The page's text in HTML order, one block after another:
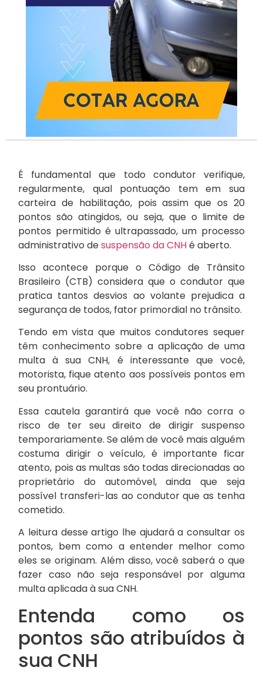
É fundamental que todo condutor verifique,
regularmente, qual pontuação tem em sua
carteira de habilitação, pois assim que os 20
pontos são atingidos, ou seja, que o limite de
pontos permitido é ultrapassado, um processo
administrativo desuspensão da CNHé aberto.
Isso acontece porque o Código de Trânsito
Brasileiro (CTB) considera que o condutor que
pratica tantos desvios ao volante prejudica a
segurança de todos, fator primordial no trânsito.
Tendo em vista que muitos condutores sequer
têm conhecimento sobre a aplicação de uma
multa à sua CNH, é interessante que você,
motorista, fique atento aos possíveis pontos em
seu prontuário.
Essa cautela garantirá que você não corra o
risco de ter seu direito de dirigir suspenso
temporariamente. Se além de você mais alguém
costuma dirigir o veículo, é importante ficar
atento, pois as multas são todas direcionadas ao
proprietário do automóvel, ainda que seja
possível transferi-las ao condutor que as tenha
cometido.
A leitura desse artigo lhe ajudará a consultar os
pontos, bem como a entender melhor como
eles se originam. Além disso, você saberá o que
fazer caso não seja responsável por alguma
multa aplicada à sua CNH.
Entenda como os
pontos são atribuídos à
sua CNH